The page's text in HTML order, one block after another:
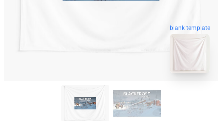
blank template